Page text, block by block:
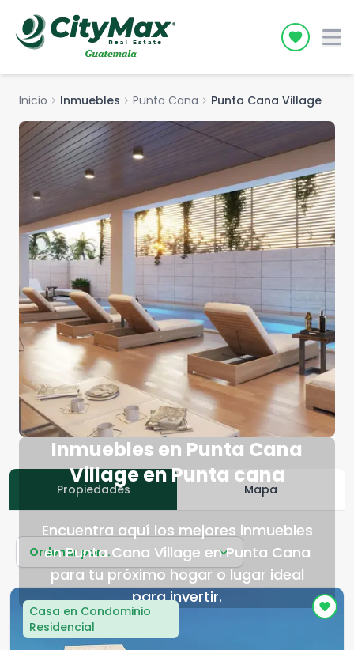
Icon
Inicio chevron_right Inmuebles chevron_right Punta Cana chevron_right Punta Cana Village
Inmuebles en Punta Cana
Village en Punta cana
Encuentra aquí los mejores inmuebles
en Punta Cana Village en Punta Cana
para tu próximo hogar o lugar ideal
para invertir.
Propiedades Mapa
Ordenar por...
Casa en Condominio
Residencial